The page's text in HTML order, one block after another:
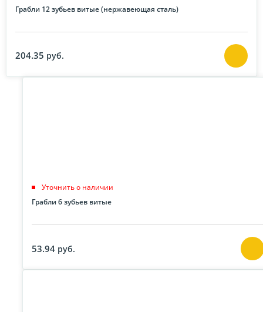
Грабли 12 зубьев витые (нержавеющая сталь)
204.35 руб.
Уточнить о наличии
Грабли 6 зубьев витые
53.94 руб.